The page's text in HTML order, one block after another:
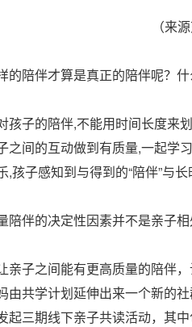
（来源
陪伴才算是真正的陪伴呢？什
子的陪伴,不能用时间长度来
之间的互动做到有质量,一起学
,孩子感知到与得到的“陪伴”与长
伴的决定性因素并不是亲子相
子之间能有更高质量的陪伴，
由共学计划延伸出来一个新的
起三期线下亲子共读活动，其